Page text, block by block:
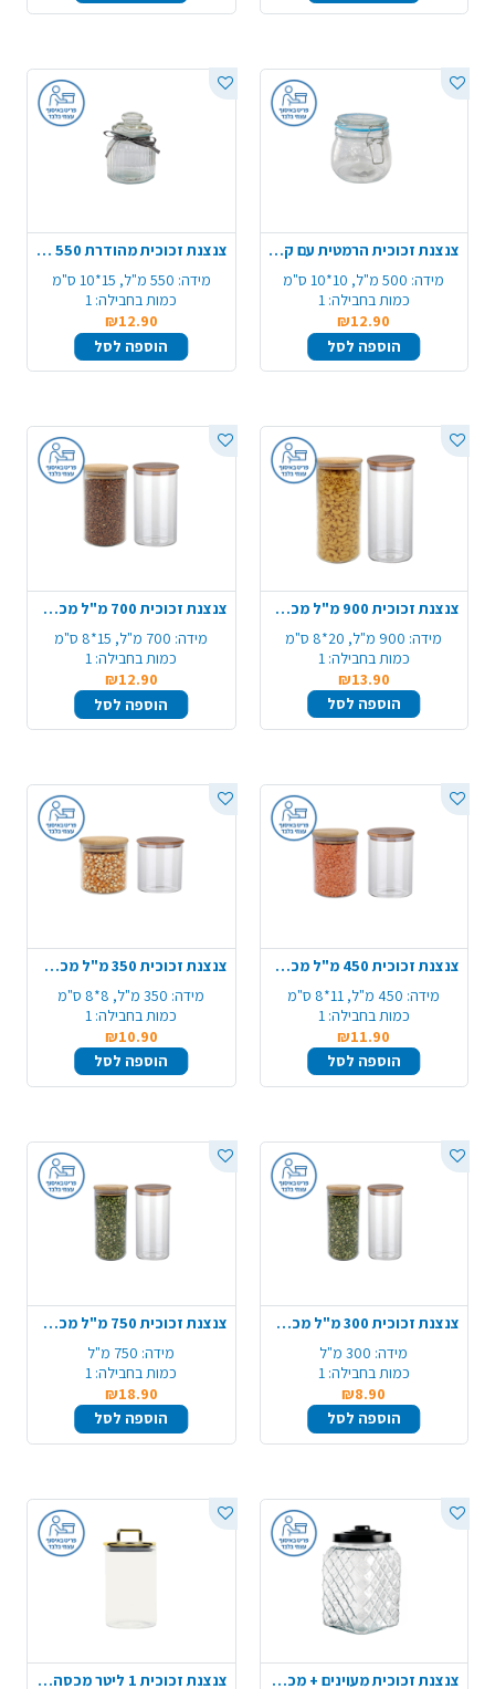
צנצנת זכוכית הרמטית עם קליפס 500 מ"ל
מידה: 500 מ"ל, 10*10 ס"מ
כמות בחבילה: 1
₪12.90
הוספה לסל
צנצנת זכוכית מהודרת 550 מ"ל
מידה: 550 מ"ל, 15*10 ס"מ
כמות בחבילה: 1
₪12.90
הוספה לסל
צנצנת זכוכית 900 מ"ל מכסה עץ
מידה: 900 מ"ל, 20*8 ס"מ
כמות בחבילה: 1
₪13.90
הוספה לסל
צנצנת זכוכית 700 מ"ל מכסה עץ
מידה: 700 מ"ל, 15*8 ס"מ
כמות בחבילה: 1
₪12.90
הוספה לסל
צנצנת זכוכית 450 מ"ל מכסה עץ
מידה: 450 מ"ל, 11*8 ס"מ
כמות בחבילה: 1
₪11.90
הוספה לסל
צנצנת זכוכית 350 מ"ל מכסה עץ
מידה: 350 מ"ל, 8*8 ס"מ
כמות בחבילה: 1
₪10.90
הוספה לסל
צנצנת זכוכית 300 מ"ל מכסה עץ
מידה: 300 מ"ל
כמות בחבילה: 1
₪8.90
הוספה לסל
צנצנת זכוכית 750 מ"ל מכסה עץ
מידה: 750 מ"ל
כמות בחבילה: 1
₪18.90
הוספה לסל
צנצנת זכוכית מעוינים + מכסה שחור צנצנת זכוכית 1 ליטר מכסה זהב